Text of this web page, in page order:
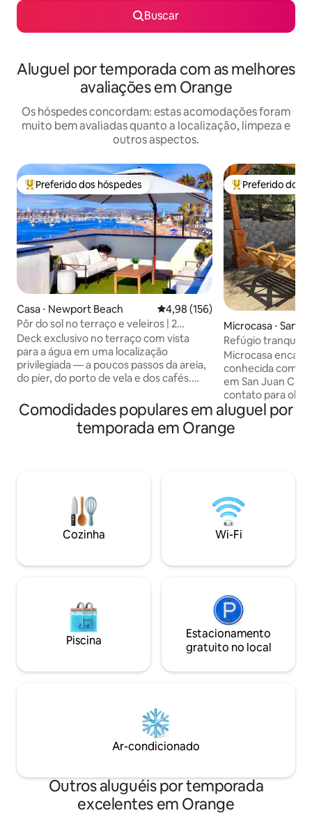
Buscar
Aluguel por temporada com as melhores
avaliações em Orange
Os hóspedes concordam: estas acomodações foram
muito bem avaliadas quanto a localização, limpeza e
outros aspectos.
Entre os melhores preferidos dos hóspedes
Preferido dos hóspedes
Casa ⋅ Newport Beach 4,98 de uma avaliação média de
4,98 (156)
Pôr do sol no terraço e veleiros | 2
minutos até a areia · Ar-condicionado
Deck exclusivo no terraço com vista
para a água em uma localização
privilegiada — a poucos passos da areia,
do píer, do porto de vela e dos cafés.
de luxo de 3 quartos com design
moderno, ar-condicionado raro e uma
vista deslumbrante que poucos aluguéis
você não precisa de carro, projetado
para um luxo descontraído. Destaques
✓ Vista para o porto no terraço ✓ Ar
condicionado refrescante ✓ Garagem +
TV de 75" + música + Wi-Fi rápido ✓
Entre os
Preferido dos
Microcasa ⋅ San
Refúgio tranquilo
Microcasa
conhecida como
em San Juan Capistrano
contato para
necessárias.
Desfrute de uma
nesta pequena
lojas. A poucos
este retiro
perfeita para
uma escapadinha
Comodidades populares em aluguel por
temporada em Orange
Cozinha Wi-Fi
Piscina
Estacionamento
gratuito no local
Ar-condicionado
Outros aluguéis por temporada
excelentes em Orange